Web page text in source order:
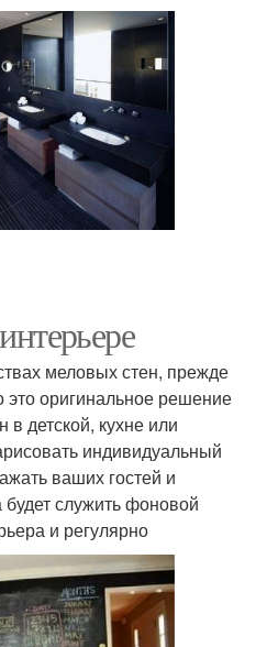
меловых стен, прежде
это оригинальное решение
в детской, кухне или
индивидуальный
ваших гостей и
служить фоновой
и регулярно